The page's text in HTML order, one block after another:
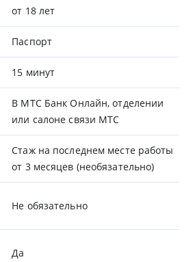
от 18 лет
Паспорт
15 минут
В МТС Банк Онлайн, отделении
или салоне связи МТС
Стаж на последнем месте работы
от 3 месяцев (необязательно)
Не обязательно
Да